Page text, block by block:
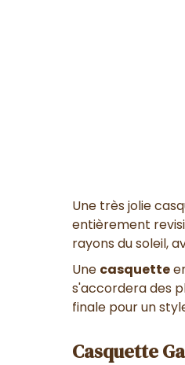
Une trèsjolie
entièrement
rayons du soleil,
Une casquette
s'accordera des
finale pour un
Casquette